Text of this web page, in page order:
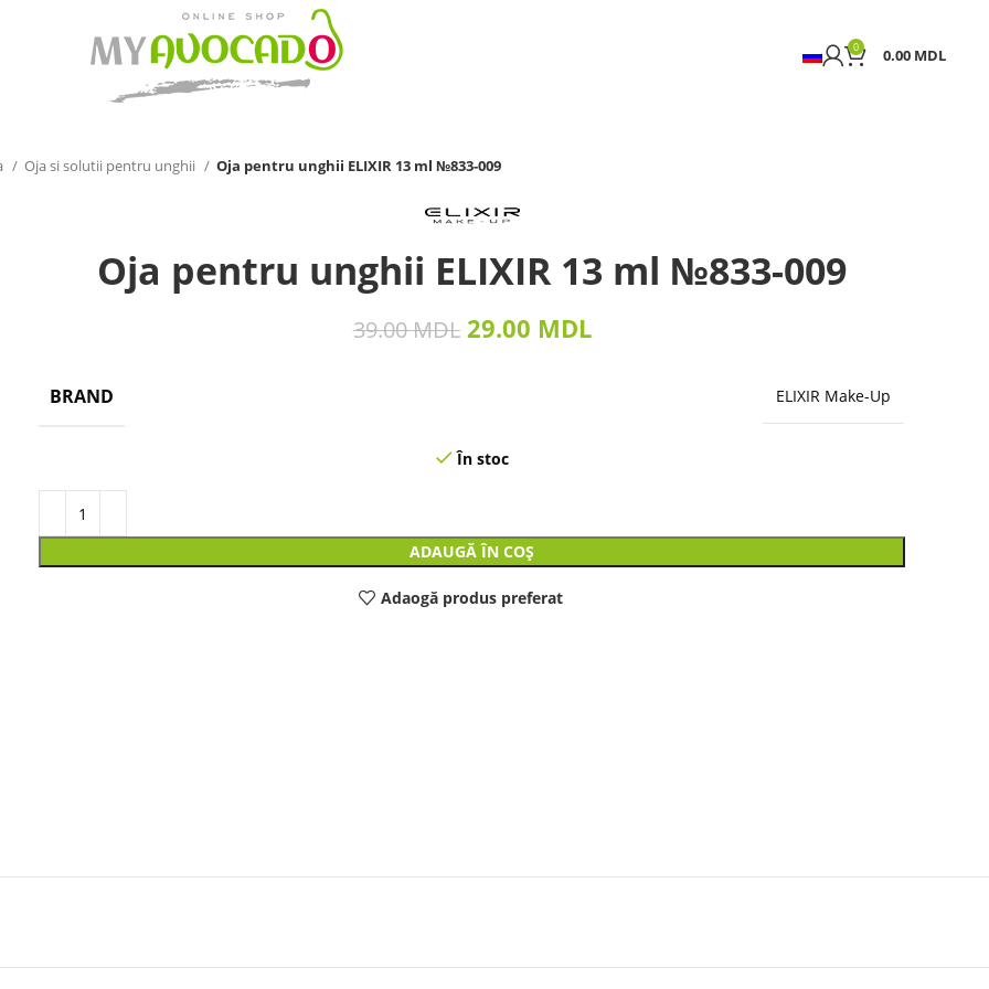
0 0.00 MDL
Oja si solutii pentru unghii Oja pentru unghii ELIXIR 13 ml №833-009
Oja pentru unghii ELIXIR 13 ml №833-009
39.00MDL 29.00 MDL
BRAND ELIXIR Make-Up
În stoc
ADAUGĂ ÎN COȘ
Adaogă produs preferat